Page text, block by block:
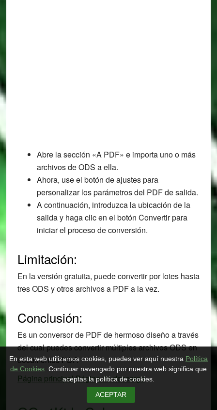
Abre la sección «A PDF» e importa uno o más
archivos de ODS a ella.
Ahora, use el botón de ajustes para
personalizar los parámetros del PDF de salida.
A continuación, introduzca la ubicación de la
salida y haga clic en el botón Convertir para
iniciar el proceso de conversión.
Limitación:
En la versión gratuita, puede convertir por lotes hasta
tres ODS y otros archivos a PDF a la vez.
Conclusión:
Es un conversor de PDF de hermoso diseño a través
del cual puedes convertir múltiples archivos ODS en
documentos PDF.
Página principalPágina de descarga
En esta web utilizamos cookies, puedes ver aquí nuestra Política
de Cookies. Continuar navengado por nuestra web significa que
aceptas la política de cookies.
ACEPTAR